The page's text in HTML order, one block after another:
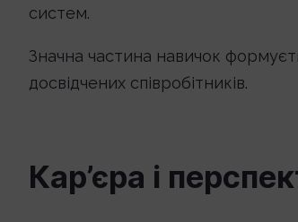
систем.
Значна частина навичок
досвідчених співробітників.
Кар’єра і